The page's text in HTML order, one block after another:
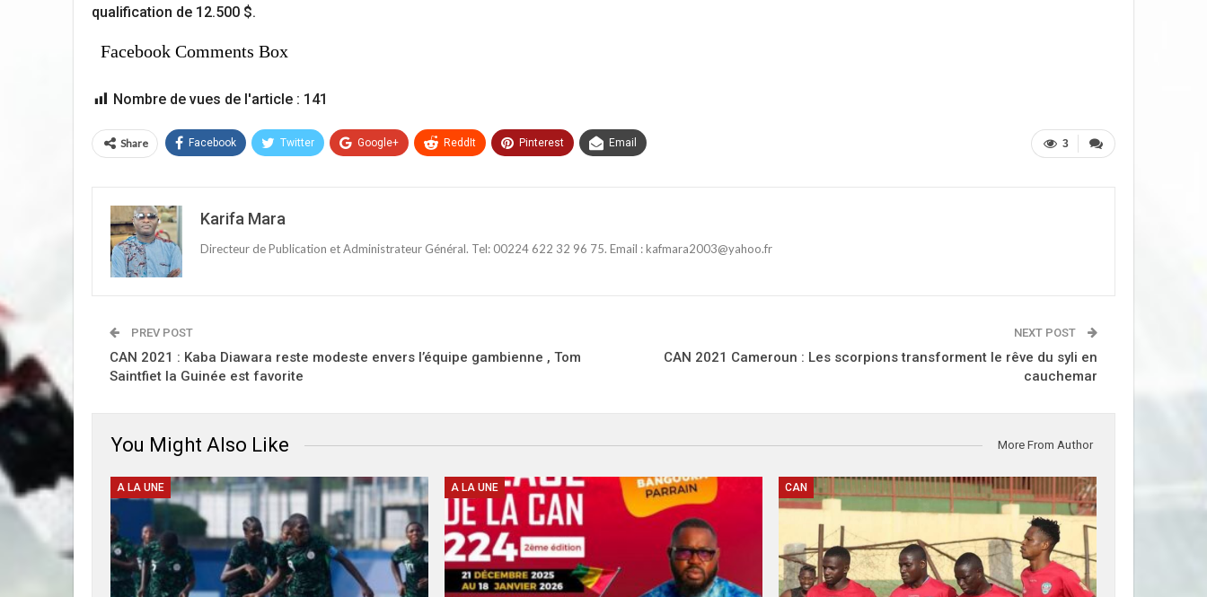
qualification de 12.500 $.
Facebook Comments Box
Nombre de vues de l'article : 141
3
Share Facebook Twitter Google+ ReddIt Pinterest Email
Karifa Mara
Directeur de Publication et Administrateur Général. Tel: 00224 622 32 96 75. Email : kafmara2003@yahoo.fr
PREV POST
CAN 2021 : Kaba Diawara reste modeste envers l’équipe gambienne , Tom
Saintfiet la Guinée est favorite
NEXT POST
CAN 2021 Cameroun : Les scorpions transforment le rêve du syli en
cauchemar
You Might Also Like More From Author
A LA UNE A LA UNE CAN